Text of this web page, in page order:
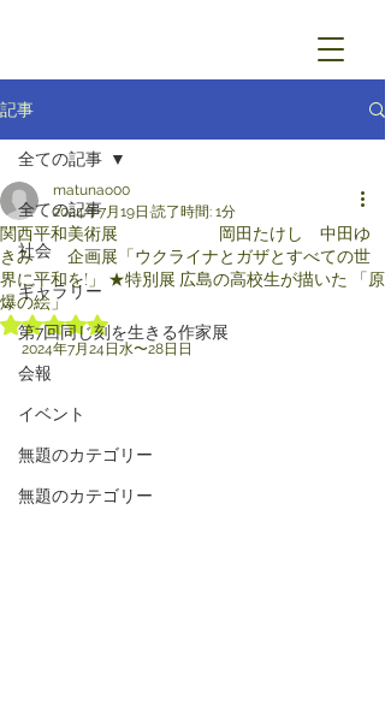
記事
全ての記事
社会
ギャラリー
第7回同じ刻を生きる作家展
会報
イベント
無題のカテゴリー
無題のカテゴリー
全ての記事
関西平和美術展 岡田たけし 中田ゆ
きみ 企画展「ウクライナとガザとすべての世
界に平和を!」 ★特別展 広島の高校生が描いた 「原
爆の絵」
matunao00
2024年7月19日 読了時間: 1分
5つ星のうちNaNと評価されています。
2024年7月24日水〜28日日